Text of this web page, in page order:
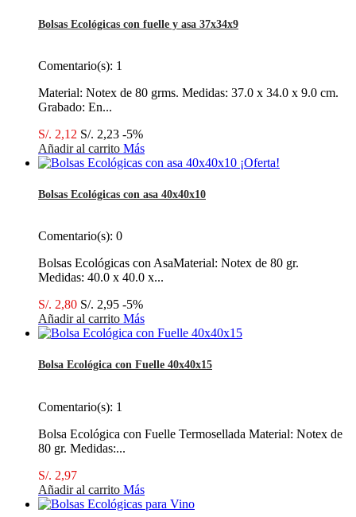
Bolsas Ecológicas con fuelle y asa 37x34x9
Comentario(s): 1
Material: Notex de 80 grms. Medidas: 37.0 x 34.0 x 9.0 cm.
Grabado: En...
S/. 2,12 S/. 2,23 -5%
Añadir al carrito Más
¡Oferta!
Bolsas Ecológicas con asa 40x40x10
Comentario(s): 0
Bolsas Ecológicas con AsaMaterial: Notex de 80 gr.
Medidas: 40.0 x 40.0 x...
S/. 2,80 S/. 2,95 -5%
Añadir al carrito Más
Bolsa Ecológica con Fuelle 40x40x15
Comentario(s): 1
Bolsa Ecológica con Fuelle Termosellada Material: Notex de
80 gr. Medidas:...
S/. 2,97
Añadir al carrito Más